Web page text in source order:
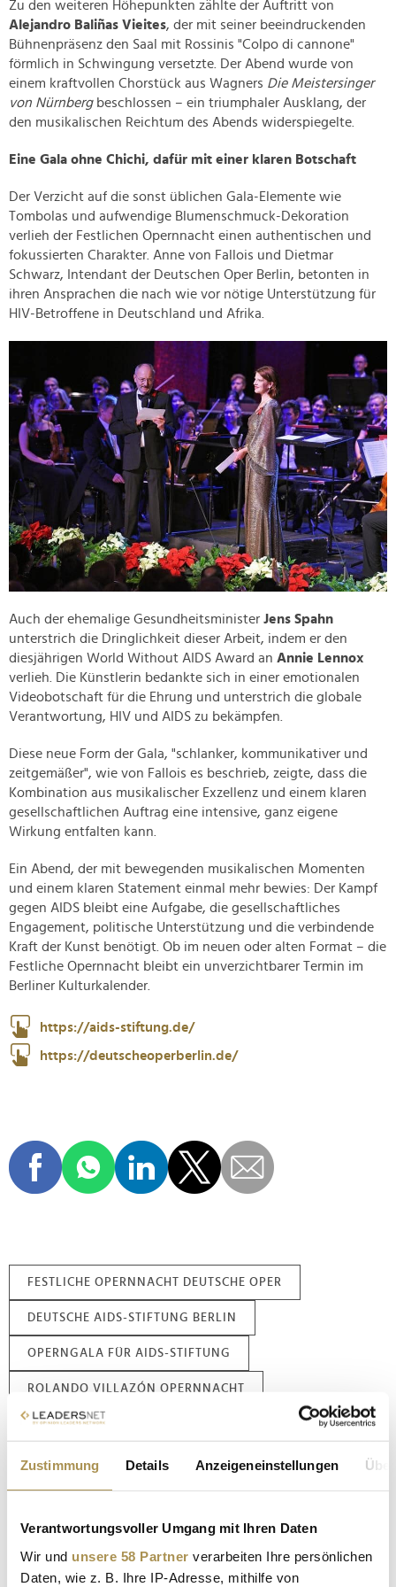
Zustimmung Details Anzeigeneinstellungen
Verantwortungsvoller Umgang mit Ihren Daten
Wir und unsere 58 Partner verarbeiten Ihre persönlichen
Daten, wie z. B. Ihre IP-Adresse, mithilfe von
Zu den weiteren Höhepunkten zählte der Auftritt von
Alejandro Baliñas Vieites, der mit seiner beeindruckenden
Bühnenpräsenz den Saal mit Rossinis "Colpo di cannone"
förmlich in Schwingung versetzte. Der Abend wurde von
einem kraftvollen Chorstück aus Wagners Die Meistersinger
von Nürnbergbeschlossen – ein triumphaler Ausklang, der
den musikalischen Reichtum des Abends widerspiegelte.
Eine Gala ohne Chichi, dafür mit einer klaren Botschaft
Der Verzicht auf die sonst üblichen Gala-Elemente wie
Tombolas und aufwendige Blumenschmuck-Dekoration
verlieh der Festlichen Opernnacht einen authentischen und
fokussierten Charakter. Anne von Fallois und Dietmar
Schwarz, Intendant der Deutschen Oper Berlin, betonten in
ihren Ansprachen die nach wie vor nötige Unterstützung für
HIV-Betroffene in Deutschland und Afrika.
Auch der ehemalige Gesundheitsminister Jens Spahn
unterstrich die Dringlichkeit dieser Arbeit, indem er den
diesjährigen World Without AIDS Award an Annie Lennox
verlieh. Die Künstlerin bedankte sich in einer emotionalen
Videobotschaft für die Ehrung und unterstrich die globale
Verantwortung, HIV und AIDS zu bekämpfen.
Diese neue Form der Gala, "schlanker, kommunikativer und
zeitgemäßer", wie von Fallois es beschrieb, zeigte, dass die
Kombination aus musikalischer Exzellenz und einem klaren
gesellschaftlichen Auftrag eine intensive, ganz eigene
Wirkung entfalten kann.
Ein Abend, der mit bewegenden musikalischen Momenten
und einem klaren Statement einmal mehr bewies: Der Kampf
gegen AIDS bleibt eine Aufgabe, die gesellschaftliches
Engagement, politische Unterstützung und die verbindende
Kraft der Kunst benötigt. Ob im neuen oder alten Format – die
Festliche Opernnacht bleibt ein unverzichtbarer Termin im
Berliner Kulturkalender.
https://aids-stiftung.de/
https://deutscheoperberlin.de/
FESTLICHE OPERNNACHT DEUTSCHE OPER
DEUTSCHE AIDS-STIFTUNG BERLIN
OPERNGALA FÜR AIDS-STIFTUNG
ROLANDO VILLAZÓN OPERNNACHT
PROMINENTE UNTERSTÜTZEN AIDS-HILFE
BERLIN BENEFIZGALA 2024
HIV-HILFE DURCH OPERNGALA
DEUTSCHE OPER CHARITY-EVENT